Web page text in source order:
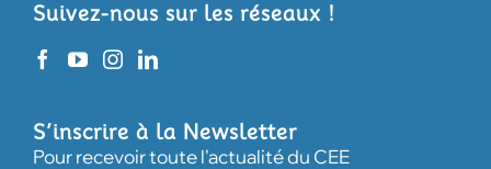
Suivez-nous sur les réseaux !
S’inscrire à la Newsletter
Pour recevoir toute l'actualité du CEE